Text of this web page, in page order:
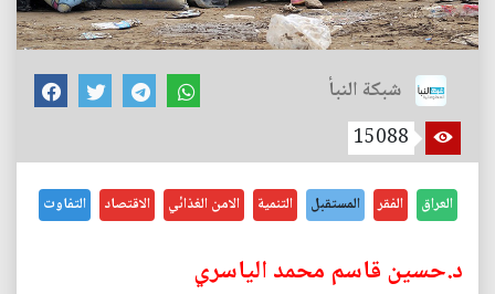
شبكة النبأ
15088
العراق الفقر المستقبل التنمية الامن الغذائي الاقتصاد التفاوت
د.حسين قاسم محمد الياسري